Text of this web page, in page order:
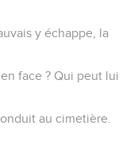
y échappe, la
face ? Qui peut lui
au cimetière.